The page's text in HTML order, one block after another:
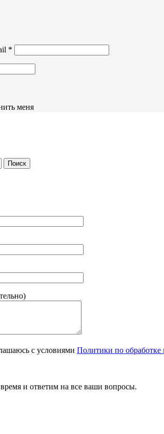
*
меня
Поиск
с условиями Политики по
и ответим на все ваши вопросы.